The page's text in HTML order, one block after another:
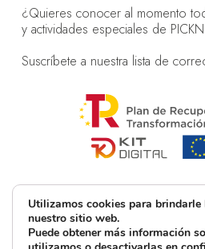
¿Quieres conocer al momento
y actividades especiales de
Suscríbete a nuestra lista de
Utilizamos cookies para brindarle
nuestro sitio web.
Puede obtener más información